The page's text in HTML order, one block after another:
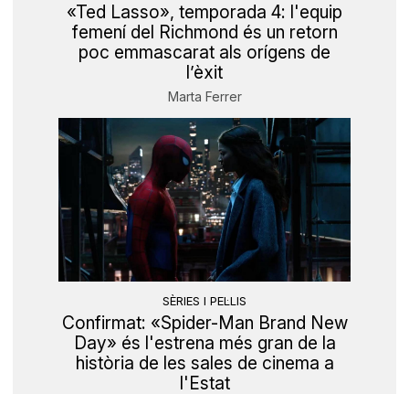
«Ted Lasso», temporada 4: l'equip
femení del Richmond és un retorn
poc emmascarat als orígens de
l’èxit
Marta Ferrer
SÈRIES I PEL·LIS
Confirmat: «Spider-Man Brand New
Day» és l'estrena més gran de la
història de les sales de cinema a
l'Estat